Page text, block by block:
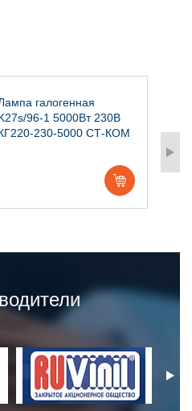
галогенная
96-1 5000Вт 230В
230-5000 СТ-КОМ